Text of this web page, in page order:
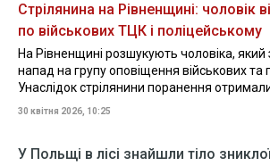
Стрілянина на Рівненщині: чоловік
по військових ТЦК і поліцейському
На Рівненщині розшукують чоловіка, який
напад на групу оповіщення військових та
Унаслідок стрілянини поранення
30 квітня 2026, 10:25
У Польщі в лісі знайшли тіло